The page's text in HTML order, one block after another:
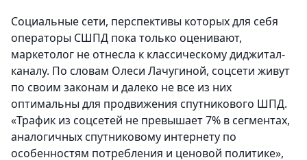
Социальные сети, перспективы которых для себя
операторы СШПД пока только оценивают,
маркетолог не отнесла к классическому диджитал-
каналу. По словам Олеси Лачугиной, соцсети живут
по своим законам и далеко не все из них
оптимальны для продвижения спутникового ШПД.
«Трафик из соцсетей не превышает 7% в сегментах,
аналогичных спутниковому интернету по
особенностям потребления и ценовой политике»,